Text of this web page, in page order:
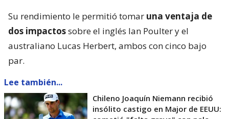
Su rendimiento le permitió tomar una ventaja de
dos impactossobre el inglés Ian Poulter y el
australiano Lucas Herbert, ambos con cinco bajo
par.
Lee también...
Chileno Joaquín Niemann recibió
insólito castigo en Major de EEUU: